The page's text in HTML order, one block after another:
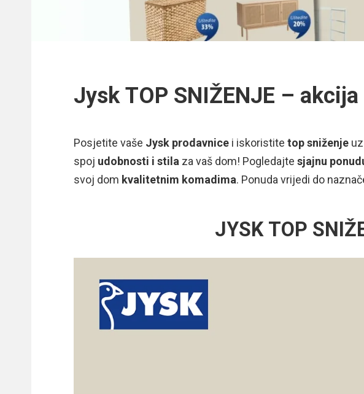
Jysk TOP SNIŽENJE –
Posjetite vaše Jysk prodavnice i iskoristitetop sniženje
spoj udobnosti i stila za vaš dom! Pogledajtesjajnu
svoj dom kvalitetnim komadima. Ponuda vrijedi do
JYSK TOP